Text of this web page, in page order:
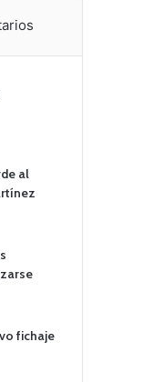
al
fichaje